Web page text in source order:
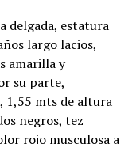
delgada, estatura
largo lacios,
amarilla y
su parte,
1,55 mts de altura
negros, tez
rojo musculosa a